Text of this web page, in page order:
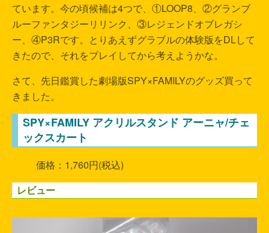
ています。今の頃候補は4つで、①LOOP8、②グランブ
ルーファンタジーリリンク、③レジェンドオブレガシ
ー、④P3Rです。とりあえずグラブルの体験版をDLして
きたので、それをプレイしてから考えようかな。
さて、先日鑑賞した劇場版SPY×FAMILYのグッズ買って
きました。
SPY×FAMILY アクリルスタンド アーニャ/チェ
ックスカート
価格：1,760円(税込)
レビュー